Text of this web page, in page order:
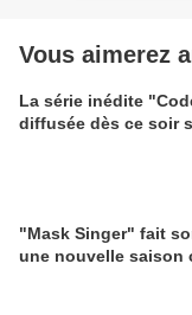
Vous aimerez
La série inédite
diffusée dès ce soir
"Mask Singer" fait
une nouvelle saison